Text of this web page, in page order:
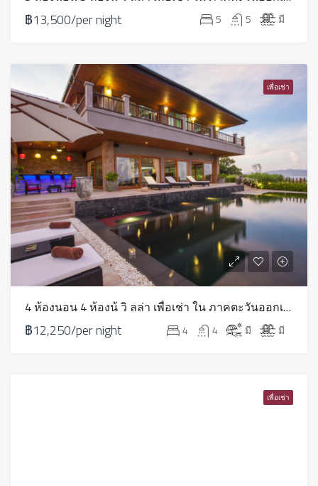
฿13,500/per night 5 5 มี
เพื่อเช่า
4 ห้องนอน 4 ห้องน้ วิ ลล่า เพื่อเช่า ใน ภาคตะวันออกเฉียงเหนือ – LV0056
฿12,250/per night 4 4 มี มี
เพื่อเช่า